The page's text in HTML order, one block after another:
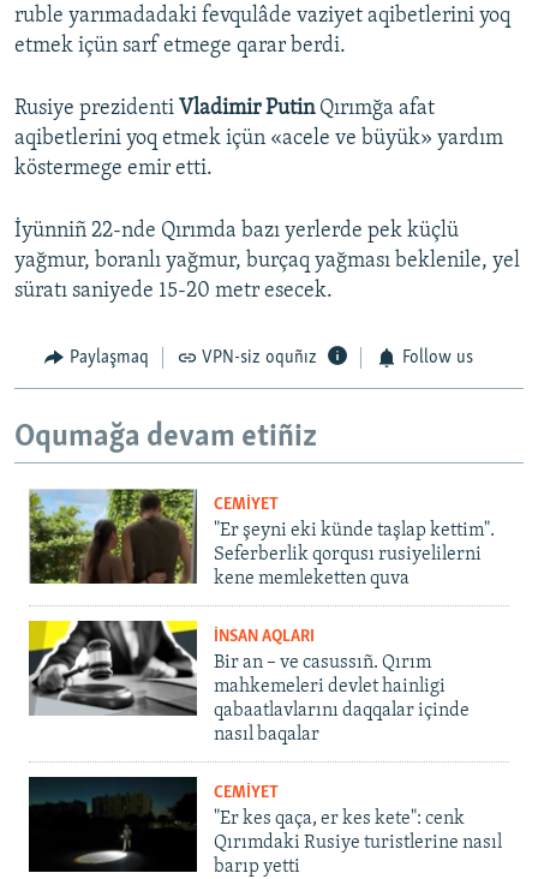
ruble yarımadadaki fevqulâde vaziyet aqibetlerini yoq
etmek içün sarf etmege qarar berdi.
Rusiye prezidenti Vladimir Putin Qırımğa afat
aqibetlerini yoq etmek içün «acele ve büyük» yardım
köstermege emir etti.
İyünniñ 22-nde Qırımda bazı yerlerde pek küçlü
yağmur, boranlı yağmur, burçaq yağması beklenile, yel
süratı saniyede 15-20 metr esecek.
Paylaşmaq VPN-siz oquñız Follow us
Oqumağa devam etiñiz
CEMİYET
"Er şeyni eki künde taşlap kettim".
Seferberlik qorqusı rusiyelilerni
kene memleketten quva
İNSAN AQLARI
Bir an – ve casussıñ. Qırım
mahkemeleri devlet hainligi
qabaatlavlarını daqqalar içinde
nasıl baqalar
CEMİYET
"Er kes qaça, er kes kete": cenk
Qırımdaki Rusiye turistlerine nasıl
barıp yetti